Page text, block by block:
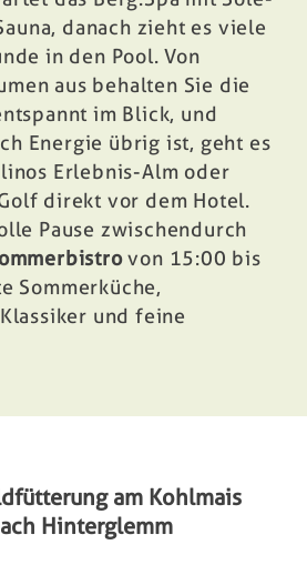
, danach zieht es viele
in den Pool. Von
aus behalten Sie die
im Blick, und
Energie übrig ist, geht es
Erlebnis-Alm oder
direkt vor dem Hotel.
Pause zwischendurch
von 15:00 bis
Sommerküche,
und feine
am Kohlmais
Hinterglemm